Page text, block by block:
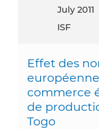
July 2011
ISF
Effet des
commerce
de
Togo